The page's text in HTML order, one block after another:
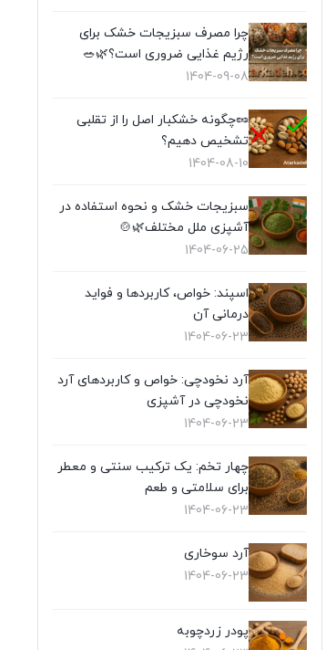
چرا مصرف سبزیجات خشک برای
رژیم غذایی ضروری است؟🌿🥗
1404-09-08
🥜چگونه خشکبار اصل را از تقلبی
تشخیص دهیم؟
1404-08-10
سبزیجات خشک و نحوه استفاده در
آشپزی ملل مختلف🌿🍲
1404-06-25
اسپند: خواص، کاربردها و فواید
درمانی آن
1404-06-23
آرد نخودچی: خواص و کاربردهای آرد
نخودچی در آشپزی
1404-06-23
چهار تخم: یک ترکیب سنتی و معطر
برای سلامتی و طعم
1404-06-23
آرد سوخاری
1404-06-23
پودر زردچوبه